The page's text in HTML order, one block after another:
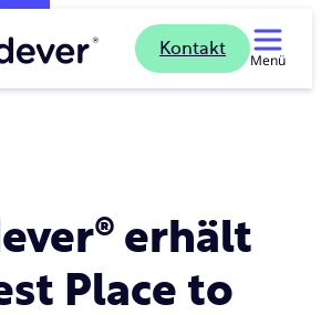
Kontakt
Menü
erhält
Place to